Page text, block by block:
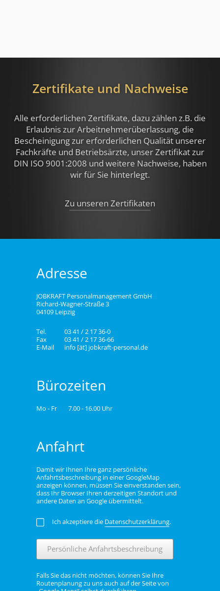
Zertifikate und Nachweise
Alle erforderlichen Zertifikate, dazu zählen z.B. die
Erlaubnis zur Arbeitnehmerüberlassung, die
Bescheinigung zur erforderlichen Qualität unserer
Fachkräfte und Betriebsärzte, unser Zertifikat zur
DIN ISO 9001:2008 und weitere Nachweise, haben
wir für Sie hinterlegt.
Zu unseren Zertifikaten
Adresse
JOBKRAFT Personalmanagement GmbH
Richard-Wagner-Straße 3
04109 Leipzig
Tel.
03 41 / 2 17 36-0
Fax
03 41 / 2 17 36-66
E-Mail
info [ät] jobkraft-personal.de
Bürozeiten
Mo - Fr 7.00 - 16.00 Uhr
Anfahrt
Damit wir Ihnen Ihre ganz persönliche
Anfahrtsbeschreibung in einer GoogleMap
anzeigen können, müssen Sie einverstanden sein,
dass Ihr Browser Ihren derzeitigen Standort und
andere Daten an Google übermittelt.
Ich akzeptiere die Datenschutzerklärung.
Persönliche Anfahrtsbeschreibung
Falls Sie das nicht möchten, können Sie Ihre
Routenplanung zu uns auch auf der Seite von